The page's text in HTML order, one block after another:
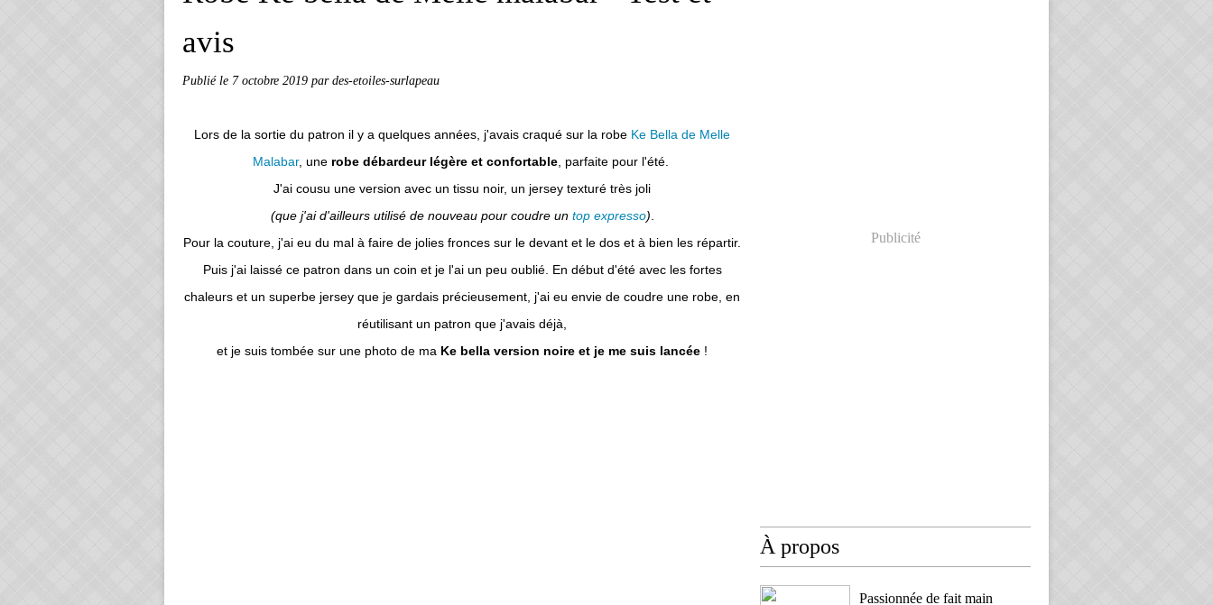
avis
Publié le 7 octobre 2019 par des-etoiles-surlapeau
Lors de la sortie du patron il y a quelques années, j'avais craqué sur la robe Ke Bella de Melle
Malabar, une robe débardeur légère et confortable, parfaite pour l'été.
J'ai cousu une version avec un tissu noir, un jersey texturé très joli
(que j'ai d'ailleurs utilisé de nouveau pour coudre un top expresso)
Pour la couture, j'ai eu du mal à faire de jolies fronces sur le devant et le dos et à bien les répartir.
Puis j'ai laissé ce patron dans un coin et je l'ai un peu oublié. En début d'été avec les fortes
chaleurs et un superbe jersey que je gardais précieusement, j'ai eu envie de coudre une robe, en
réutilisant un patron que j'avais déjà,
et je suis tombée sur une photo de ma Ke bella version noire et je me suis lancée !
Publicité
À propos
Passionnée de fait main